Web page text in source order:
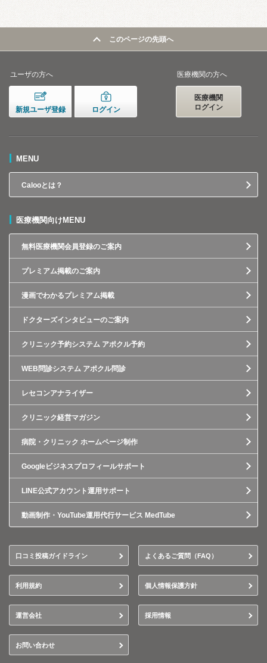
このページの先頭へ
ユーザの方へ
新規ユーザ登録 ログイン
医療機関の方へ
医療機関
ログイン
MENU
Calooとは？
医療機関向けMENU
無料医療機関会員登録のご案内
プレミアム掲載のご案内
漫画でわかるプレミアム掲載
ドクターズインタビューのご案内
クリニック予約システム アポクル予約
WEB問診システム アポクル問診
レセコンアナライザー
クリニック経営マガジン
病院・クリニック ホームページ制作
Googleビジネスプロフィールサポート
LINE公式アカウント運用サポート
動画制作・YouTube運用代行サービス MedTube
口コミ投稿ガイドライン よくあるご質問（FAQ）
利用規約 個人情報保護方針
運営会社 採用情報
お問い合わせ